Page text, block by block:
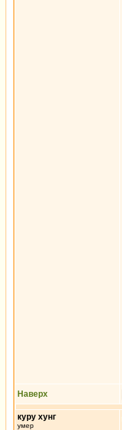
Наверх
куру хунг
умер